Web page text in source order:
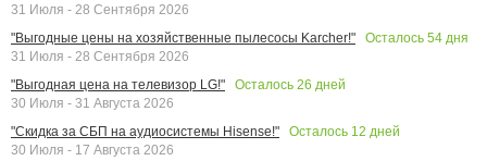
31 Июля - 28 Сентября 2026
"Выгодные цены на хозяйственные пылесосы Karcher!"
Осталось 54 дня
31 Июля - 28 Сентября 2026
"Выгодная цена на телевизор LG!"
Осталось 26 дней
30 Июля - 31 Августа 2026
"Скидка за СБП на аудиосистемы Hisense!"
Осталось 12 дней
30 Июля - 17 Августа 2026